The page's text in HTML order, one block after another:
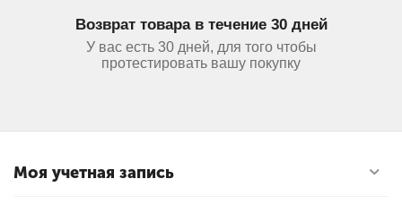
Возврат товара в течение 30 дней
У вас есть 30 дней, для того чтобы
протестировать вашу покупку
Моя учетная запись